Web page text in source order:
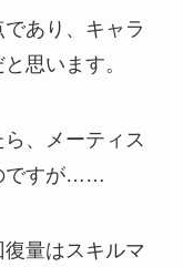
あり、キャラ
思います。
、メーティス
ですが……
量はスキルマ